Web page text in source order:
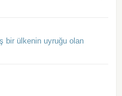
bir ülkenin uyruğu olan